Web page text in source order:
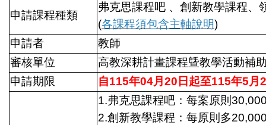
申請課程種類
弗克思課程吧 、創新教學課程、
(各課程須包含主軸說明)
申請者
教師
審核單位
高教深耕計畫課程曁教學活動補
申請期限
自115年04月20日起至115年5月
1.弗克思課程吧：每案原則
2.創新教學課程：每原則多